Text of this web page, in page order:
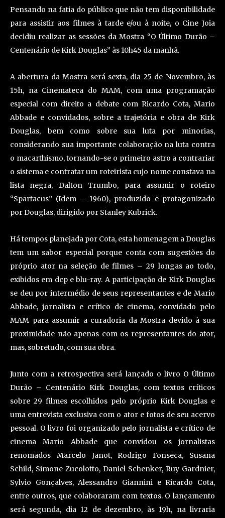
Pensando na fatia do público que não tem disponibilidade
para assistir aos filmes à tarde e/ou à noite, o Cine Joia
decidiu realizar as sessões da Mostra “O Último Durão –
Centenário de Kirk Douglas” às 10h45 da manhã.
A abertura da Mostra será sexta, dia 25 de Novembro, às
15h, na Cinemateca do MAM, com uma programação
especial com direito a debate com Ricardo Cota, Mario
Abbade e convidados, sobre a trajetória e obra de Kirk
Douglas, bem como sobre sua luta por minorias,
considerando sua importante colaboração na luta contra
o macarthismo, tornando-se o primeiro astro a contrariar
o sistema e contratar um roteirista cujo nome constava na
lista negra, Dalton Trumbo, para assumir o roteiro
“Spartacus” (Idem – 1960), produzido e protagonizado
por Douglas, dirigido por Stanley Kubrick.
Há tempos planejada por Cota, esta homenagem a Douglas
tem um sabor especial porque conta com sugestões do
próprio ator na seleção de filmes – 29 longas ao todo,
exibidos em dcp e blu-ray. A participação de Kirk Douglas
se deu por intermédio de seus representantes e de Mario
Abbade, jornalista e crítico de cinema, convidado pelo
MAM para assumir a curadoria da Mostra devido à sua
proximidade não apenas com os representantes do ator,
mas, sobretudo, com sua obra.
Junto com a retrospectiva será lançado o livro O Último
Durão – Centenário Kirk Douglas, com textos críticos
sobre 29 filmes escolhidos pelo próprio Kirk Douglas e
uma entrevista exclusiva com o ator e fotos de seu acervo
pessoal. O livro foi organizado pelo jornalista e crítico de
cinema Mario Abbade que convidou os jornalistas
renomados Marcelo Janot, Rodrigo Fonseca, Susana
Schild, Simone Zucolotto, Daniel Schenker, Ruy Gardnier,
Sylvio Gonçalves, Alessandro Giannini e Ricardo Cota,
entre outros, que colaboraram com textos. O lançamento
será segunda, dia 12 de dezembro, às 19h, na livraria